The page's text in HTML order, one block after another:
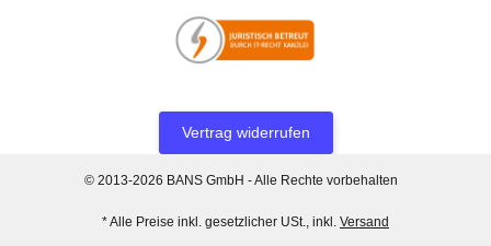
Vertrag widerrufen
© 2013-2026 BANS GmbH - Alle Rechte vorbehalten
* Alle Preise inkl. gesetzlicher USt., inkl. Versand